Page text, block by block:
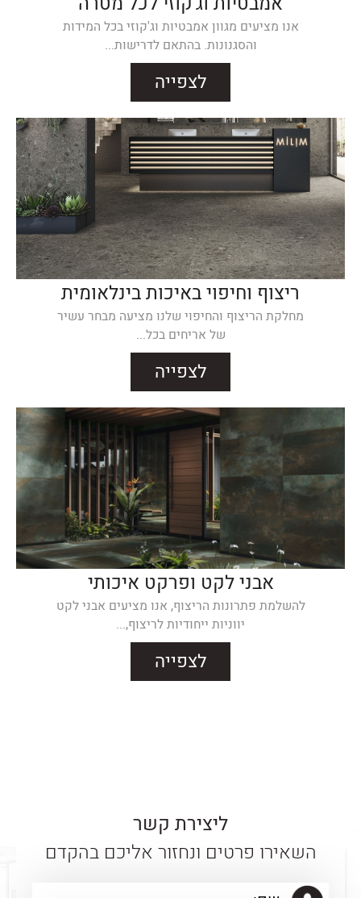
אנו מציעים מגוון אמבטיות וג'קוזי בכל המידות
והסגנונות. בהתאם לדרישות...
לצפייה
ריצוף וחיפוי באיכות בינלאומית
מחלקת הריצוף והחיפוי שלנו מציעה מבחר עשיר
של אריחים בכל...
לצפייה
אבני לקט ופרקט איכותי
להשלמת פתרונות הריצוף, אנו מציעים אבני לקט
יווניות ייחודיות לריצוף,...
לצפייה
ליצירת קשר
השאירו פרטים ונחזור אליכם בהקדם